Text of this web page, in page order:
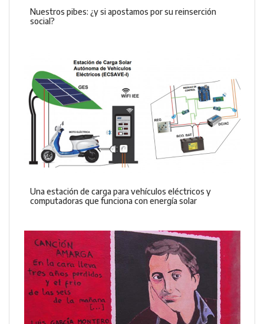
Nuestros pibes: ¿y si apostamos por su reinserción
social?
Una estación de carga para vehículos eléctricos y
computadoras que funciona con energía solar